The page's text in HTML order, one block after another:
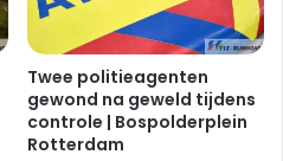
Twee politieagenten
gewond na geweld tijdens
controle | Bospolderplein
Rotterdam